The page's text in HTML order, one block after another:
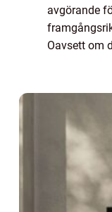
avgörande
Oavsett om